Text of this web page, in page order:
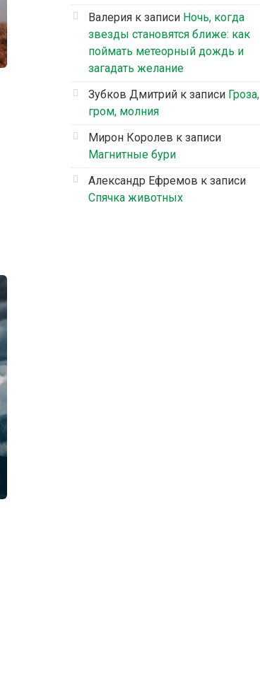
Валерия к записи Ночь, когда
звезды становятся ближе: как
поймать метеорный дождь и
загадать желание
Зубков Дмитрий к записи Гроза,
гром, молния
Мирон Королев к записи
Магнитные бури
Александр Ефремов к записи
Спячка животных